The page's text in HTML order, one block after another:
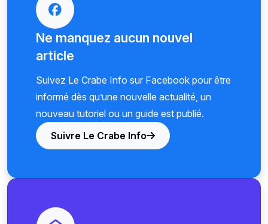
Ne manquez aucun nouvel
article
Suivez Le Crabe Info sur Facebook pour être
informé dès qu’une nouvelle actualité, un
nouveau tutoriel ou un guide est publié.
Suivre Le Crabe Info